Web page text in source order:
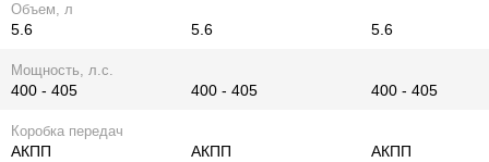
Объем, л
5.6 5.6 5.6
Мощность, л.с.
400 - 405 400 - 405 400 - 405
Коробка передач
АКПП АКПП АКПП